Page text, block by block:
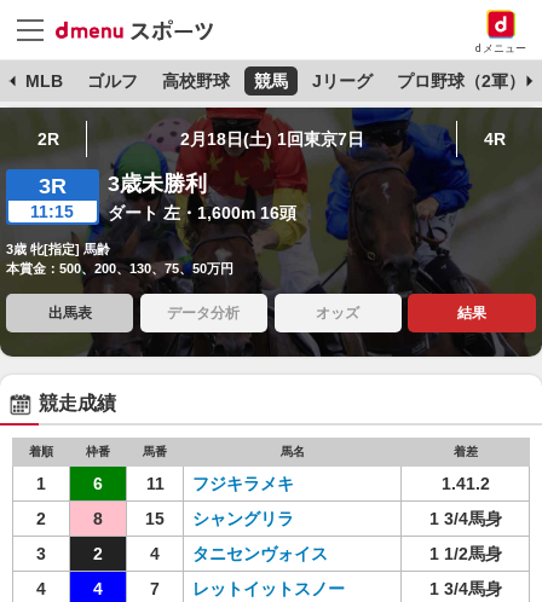
dメニュー
MLB ゴルフ 高校野球 競馬 Jリーグ プロ野球（2軍）
2R 2月18日(土) 1回東京7日 4R
3R
11:15
3歳未勝利
ダート 左・1,600m 16頭
3歳 牝[指定] 馬齢
本賞金：500、200、130、75、50万円
出馬表 データ分析 オッズ 結果
競走成績
着順 枠番 馬番 馬名 着差
1 6 11 フジキラメキ
1.41.2
2
8 15 シャングリラ
1 3/4馬身
3
2 4 タニセンヴォイス
1 1/2馬身
4
4 7 レットイットスノー
1 3/4馬身